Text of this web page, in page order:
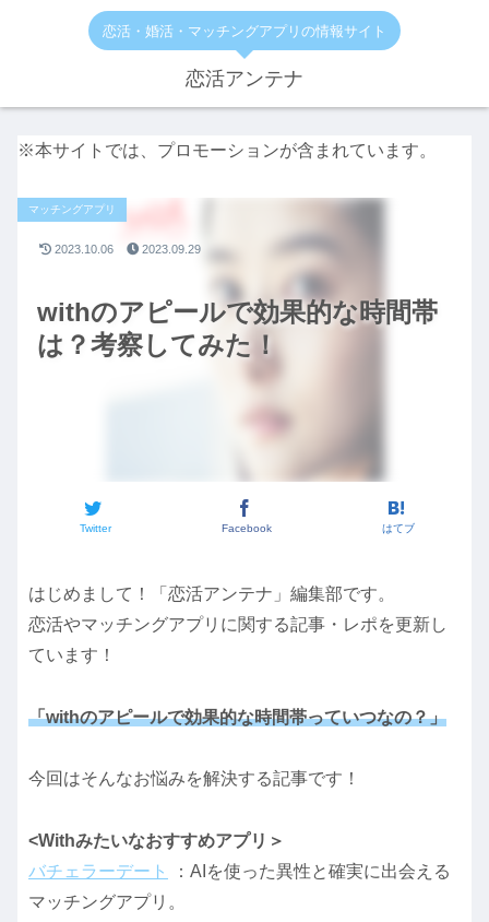
恋活・婚活・マッチングアプリの情報サイト
恋活アンテナ
※本サイトでは、プロモーションが含まれています。
withのアピールで効果的な時間帯
は？考察してみた！
マッチングアプリ
Twitter Facebook はてブ
2023.10.06 2023.09.29
はじめまして！「恋活アンテナ」編集部です。
恋活やマッチングアプリに関する記事・レポを更新し
ています！
「withのアピールで効果的な時間帯っていつなの？」
今回はそんなお悩みを解決する記事です！
<Withみたいなおすすめアプリ＞
バチェラーデート
：AIを使った異性と確実に出会える
マッチングアプリ。